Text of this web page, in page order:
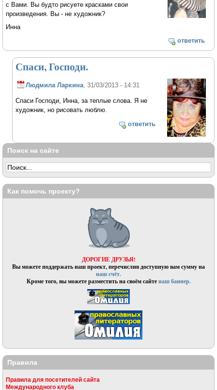
с Вами. Вы будто рисуете красками свои
произведения. Вы - не художник?
Инна
ответить
Спаси, Господи.
Людмила Ларкина , 31/03/2013 - 14:31
Спаси Господи, Инна, за теплые слова. Я не
художник, но рисовать люблю.
ответить
Поиск на сайте
Как помочь проекту?
ДОРОГИЕ ДРУЗЬЯ!
Вы можете поддержать наш проект, перечислив доступную вам сумму на
наш счёт.
Кроме того, вы можете разместить на своём сайтенаш баннер.
Правила
Правила для посетителей сайта
Международного клуба